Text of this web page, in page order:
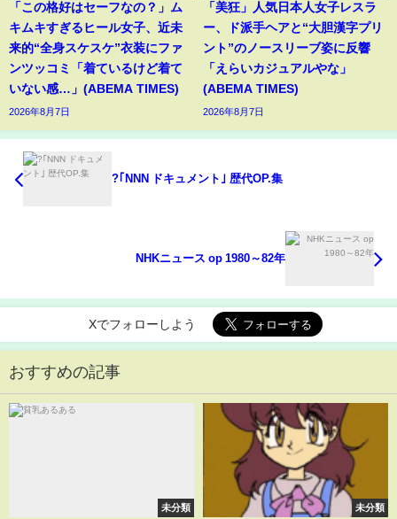
「この格好はセーフなの？」ム
キムキすぎるヒール女子、近未
来的“全身スケスケ”衣装にファ
ンツッコミ「着ているけど着て
いない感…」(ABEMA TIMES)
2026年8月7日
「美狂」人気日本人女子レスラ
ー、ド派手ヘアと“大胆漢字プリ
ント”のノースリーブ姿に反響
「えらいカジュアルやな」
(ABEMA TIMES)
2026年8月7日
?｢NNN ドキュメント｣ 歴代OP.集
NHKニュース op 1980～82年
Xでフォローしよう
おすすめの記事
未分類 未分類